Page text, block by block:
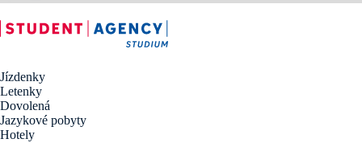
Jízdenky
Letenky
Dovolená
Jazykové pobyty
Hotely